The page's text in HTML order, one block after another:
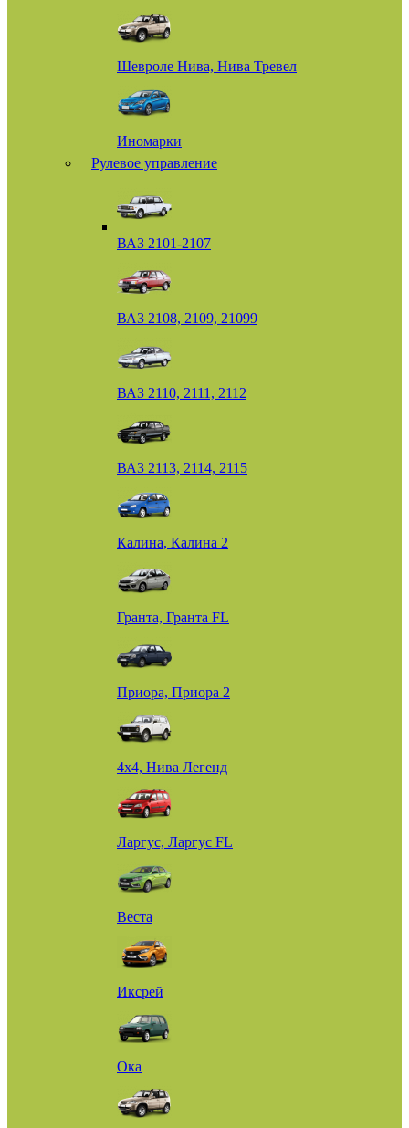
Шевроле Нива, Нива Тревел
Иномарки
Рулевое управление
ВАЗ 2101-2107
ВАЗ 2108, 2109, 21099
ВАЗ 2110, 2111, 2112
ВАЗ 2113, 2114, 2115
Калина, Калина 2
Гранта, Гранта FL
Приора, Приора 2
4х4, Нива Легенд
Ларгус, Ларгус FL
Веста
Иксрей
Ока